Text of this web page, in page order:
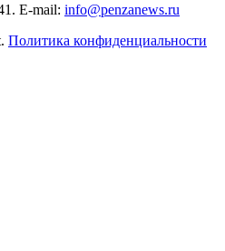
. E-mail: info@penzanews.ru
Политика конфиденциальности